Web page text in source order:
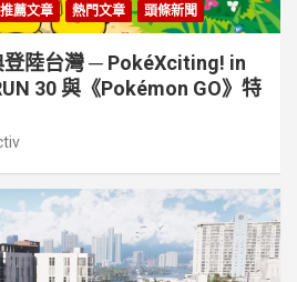
推薦文章 熱門文章 頭條新聞
登陸台灣 ─ PokéXciting! in
30 與《Pokémon GO》特